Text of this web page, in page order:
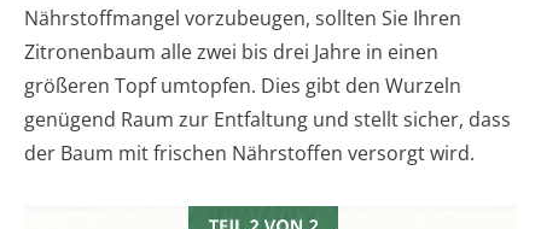
Nährstoffmangel vorzubeugen, sollten Sie Ihren
Zitronenbaum alle zwei bis drei Jahre in einen
größeren Topf umtopfen. Dies gibt den Wurzeln
genügend Raum zur Entfaltung und stellt sicher, dass
der Baum mit frischen Nährstoffen versorgt wird.